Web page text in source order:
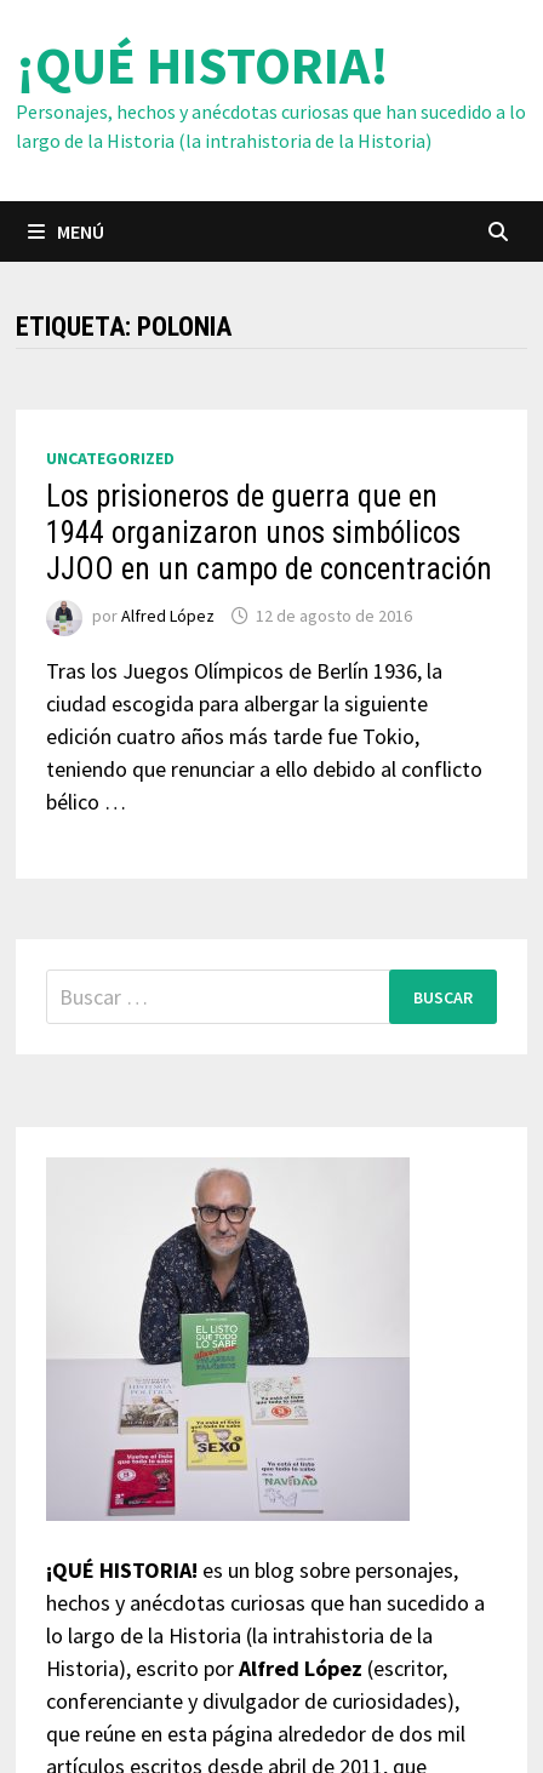
contenido
¡QUÉ HISTORIA!
Personajes, hechos y anécdotas curiosas que han sucedido a lo
largo de la Historia (la intrahistoria de la Historia)
MENÚ
ETIQUETA: POLONIA
UNCATEGORIZED
Los prisioneros de guerra que en
1944 organizaron unos simbólicos
JJOO en un campo de concentración
porAlfred López 12 de agosto de 2016
Tras los Juegos Olímpicos de Berlín 1936, la
ciudad escogida para albergar la siguiente
edición cuatro años más tarde fue Tokio,
teniendo que renunciar a ello debido al conflicto
bélico …
Buscar:
¡QUÉ HISTORIA! es un blog sobre personajes,
hechos y anécdotas curiosas que han sucedido a
lo largo de la Historia (la intrahistoria de la
Historia), escrito porAlfred López (escritor,
conferenciante y divulgador de curiosidades),
que reúne en esta página alrededor de dos mil
artículos escritos desde abril de 2011, que